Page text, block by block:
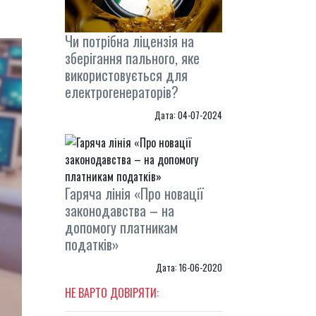
Чи потрібна ліцензія на
зберігання пального, яке
використовується для
електрогенераторів?
Дата: 04-07-2024
Гаряча лінія «Про новації
законодавства – на
допомогу платникам
податків»
Дата: 16-06-2020
НЕ ВАРТО ДОВІРЯТИ: